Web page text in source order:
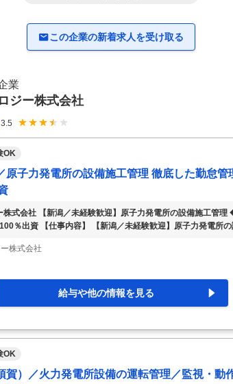
この企業の新着求人を受け取る
業
ジー株式会社
3.5
OK
原子力発電所の設備施工管理 徹底した勤怠管
株式会社 【新潟／未経験歓迎】原子力発電所の設備施工管
％出資 【仕事内容】 【新潟／未経験歓迎】原子力発電所
ラを支える一大事業に元請として携わります／徹底した勤怠
原子力発電所の安全性向上に向けた工事において、現場が
ていただきます。 ■具体的には： ・安全対策設備や消防設備
株式会社
給与や他の情報を見る
OK
賀）／火力発電所設備の運転管理／監視・動